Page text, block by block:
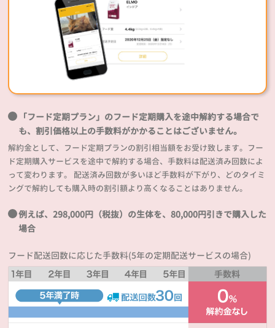
「フード定期プラン」のフード定期購入を途中解約する場合で
も、割引価格以上の手数料がかかることはございません。
解約金として、フード定期プランの割引相当額をお受け致します。フー
ド定期購入サービスを途中で解約する場合、手数料は配送済み回数によ
って変わります。 配送済み回数が多いほど手数料が下がり、どのタイミ
ングで解約しても購入時の割引額より高くなることはありません。
例えば、298,000円（税抜）の生体を、80,000円引きで購入した
場合
フード配送回数に応じた手数料(5年の定期配送サービスの場合)